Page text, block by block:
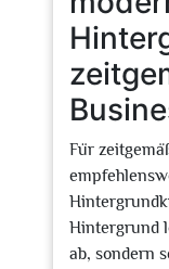
Für
Hintergrund
ab, sondern